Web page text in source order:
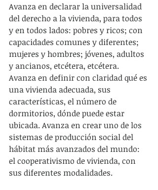
Avanza en declarar la universalidad
del derecho a la vivienda, para todos
y en todos lados: pobres y ricos; con
capacidades comunes y diferentes;
mujeres y hombres; jóvenes, adultos
y ancianos, etcétera, etcétera.
Avanza en definir con claridad qué es
una vivienda adecuada, sus
características, el número de
dormitorios, dónde puede estar
ubicada. Avanza en crear uno de los
sistemas de producción social del
hábitat más avanzados del mundo:
el cooperativismo de vivienda, con
sus diferentes modalidades.